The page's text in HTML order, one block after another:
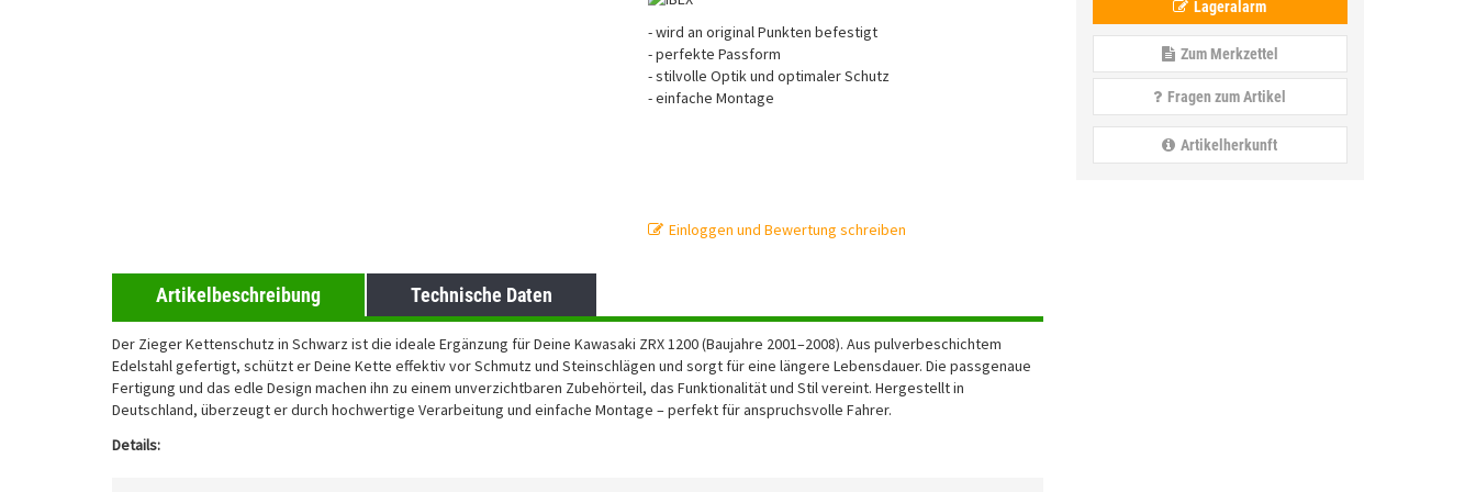
- wird an original Punkten befestigt
- perfekte Passform
- stilvolle Optik und optimaler Schutz
- einfache Montage
Einloggen und Bewertung schreiben
Lageralarm
Zum Merkzettel
Fragen zum Artikel
Artikelherkunft
Artikelbeschreibung Technische Daten
Der Zieger Kettenschutz in Schwarz ist die ideale Ergänzung für Deine Kawasaki ZRX 1200 (Baujahre 2001–2008). Aus pulverbeschichtem
Edelstahl gefertigt, schützt er Deine Kette effektiv vor Schmutz und Steinschlägen und sorgt für eine längere Lebensdauer. Die passgenaue
Fertigung und das edle Design machen ihn zu einem unverzichtbaren Zubehörteil, das Funktionalität und Stil vereint. Hergestellt in
Deutschland, überzeugt er durch hochwertige Verarbeitung und einfache Montage – perfekt für anspruchsvolle Fahrer.
Details: